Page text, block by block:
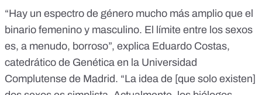
“Hay un espectro de género mucho más amplio que el
binario femenino y masculino. El límite entre los sexos
es, a menudo, borroso”, explica Eduardo Costas,
catedrático de Genética en la Universidad
Complutense de Madrid. “La idea de [que solo existen]